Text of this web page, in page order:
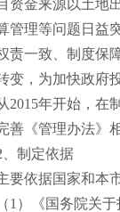
资金来源以土地
管理等问题日益
责一致、制度保
变，为加快政府
2015年开始，在
善《管理办法》
、制定依据
要依据国家和本
（1）《国务院关